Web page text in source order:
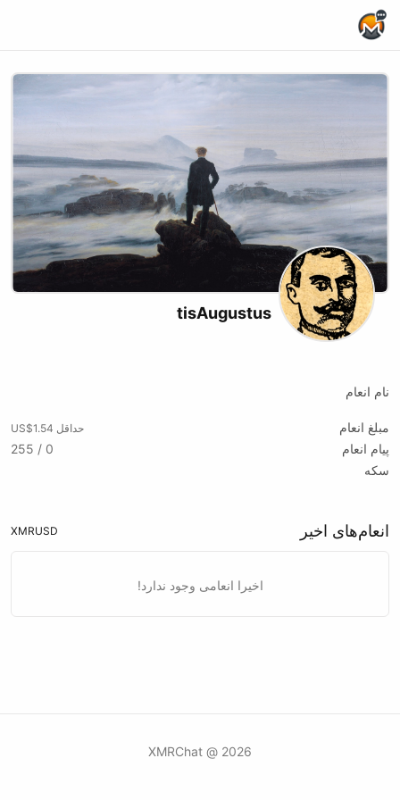
tisAugustus
نام انعام
مبلغ انعام حداقل US$1.54
پیام انعام
0 / 255
سکه
انعام‌های اخیر USD
XMR
اخیرا انعامی وجود ندارد!
2026 @ XMRChat